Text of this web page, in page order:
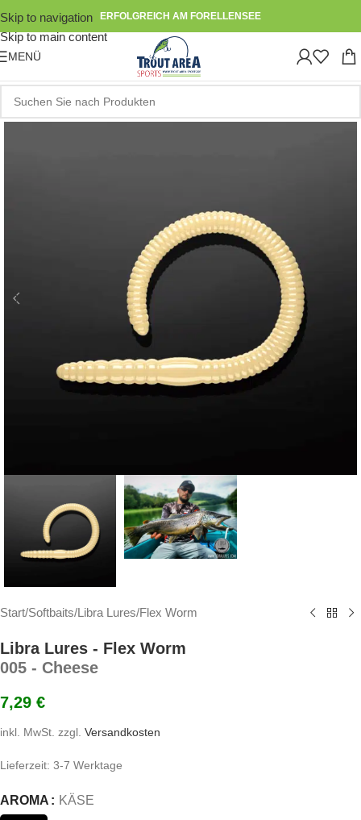
Skip to navigation
Skip to main content
ERFOLGREICH AM FORELLENSEE
MENÜ
Start/Softbaits/Libra Lures/Flex Worm
Libra Lures - Flex Worm
005 - Cheese
7,29 €
inkl. MwSt. zzgl. Versandkosten
Lieferzeit: 3-7 Werktage
AROMA KÄSE